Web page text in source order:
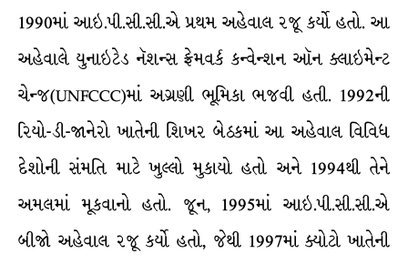
1990માં આઇ.પી.સી.સી.એ પ્રથમ અહેવાલ રજૂ કર્યો હતો. આ
અહેવાલે યુનાઇટેડ નૅશન્સ ફ્રેમવર્ક કન્વેન્શન ઑન ક્લાઇમેન્ટ
ચેન્જ(UNFCCC)માં અગ્રણી ભૂમિકા ભજવી હતી. 1992ની
રિયો-ડી-જાનેરો ખાતેની શિખર બેઠકમાં આ અહેવાલ વિવિધ
દેશોની સંમતિ માટે ખુલ્લો મુકાયો હતો અને 1994થી તેને
અમલમાં મૂકવાનો હતો. જૂન, 1995માં આઇ.પી.સી.સી.એ
બીજો અહેવાલ રજૂ કર્યો હતો, જેથી 1997માં ક્યોટો ખાતેની